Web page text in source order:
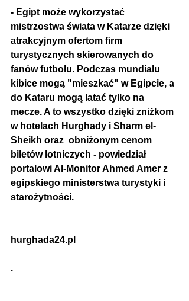
- Egipt może wykorzystać
mistrzostwa świata w Katarze dzięki
atrakcyjnym ofertom firm
turystycznych skierowanych do
fanów futbolu. Podczas mundialu
kibice mogą "mieszkać" w Egipcie, a
do Kataru mogą latać tylko na
mecze. A to wszystko dzięki zniżkom
w hotelach Hurghady i Sharm el-
Sheikh oraz  obniżonym cenom
biletów lotniczych - powiedział
portalowi Al-Monitor Ahmed Amer z
egipskiego ministerstwa turystyki i
starożytności.
hurghada24.pl
.